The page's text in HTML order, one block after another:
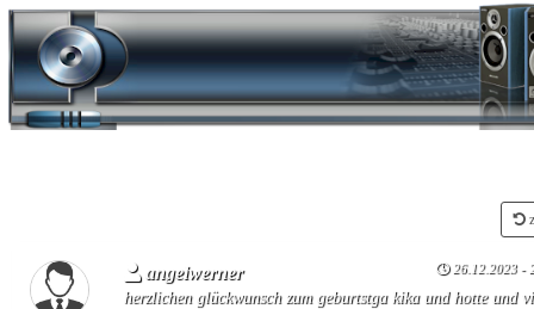
angelwerner 26.12.2023 -
herzlichen glückwunsch zum geburtstga kika und hotte und